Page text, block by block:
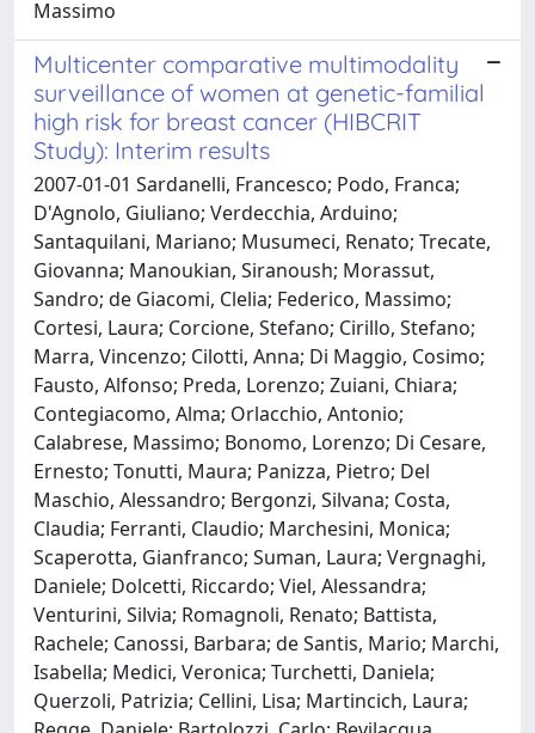
Massimo
Multicenter comparative multimodality
surveillance of women at genetic-familial
high risk for breast cancer (HIBCRIT
Study): Interim results
2007-01-01 Sardanelli, Francesco; Podo, Franca;
D'Agnolo, Giuliano; Verdecchia, Arduino;
Santaquilani, Mariano; Musumeci, Renato; Trecate,
Giovanna; Manoukian, Siranoush; Morassut,
Sandro; de Giacomi, Clelia; Federico, Massimo;
Cortesi, Laura; Corcione, Stefano; Cirillo, Stefano;
Marra, Vincenzo; Cilotti, Anna; Di Maggio, Cosimo;
Fausto, Alfonso; Preda, Lorenzo; Zuiani, Chiara;
Contegiacomo, Alma; Orlacchio, Antonio;
Calabrese, Massimo; Bonomo, Lorenzo; Di Cesare,
Ernesto; Tonutti, Maura; Panizza, Pietro; Del
Maschio, Alessandro; Bergonzi, Silvana; Costa,
Claudia; Ferranti, Claudio; Marchesini, Monica;
Scaperotta, Gianfranco; Suman, Laura; Vergnaghi,
Daniele; Dolcetti, Riccardo; Viel, Alessandra;
Venturini, Silvia; Romagnoli, Renato; Battista,
Rachele; Canossi, Barbara; de Santis, Mario; Marchi,
Isabella; Medici, Veronica; Turchetti, Daniela;
Querzoli, Patrizia; Cellini, Lisa; Martincich, Laura;